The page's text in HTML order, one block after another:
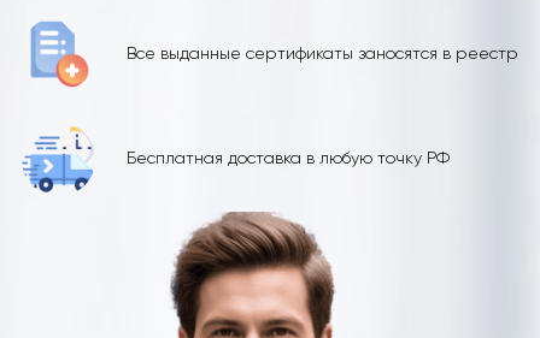
Все выданные сертификаты заносятся в реестр
Бесплатная доставка в любую точку РФ